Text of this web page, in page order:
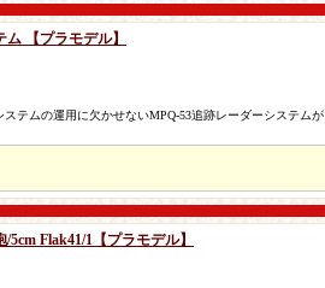
【プラモデル】
テムの運用に欠かせないMPQ-53追跡レーダーシステムが
5cm Flak41/1【プラモデル】